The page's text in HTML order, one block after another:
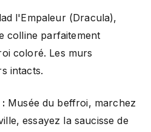
l'Empaleur (Dracula),
colline parfaitement
coloré. Les murs
intacts.
Musée du beffroi, marchez
essayez la saucisse de